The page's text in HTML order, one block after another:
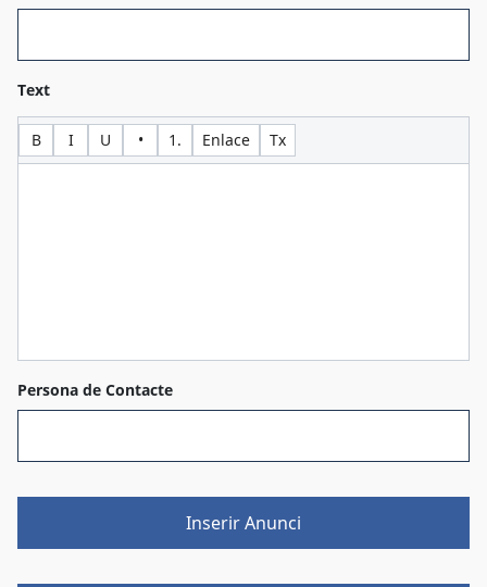
Text
B I U • 1. Enlace Tx
Persona de Contacte
Inserir Anunci